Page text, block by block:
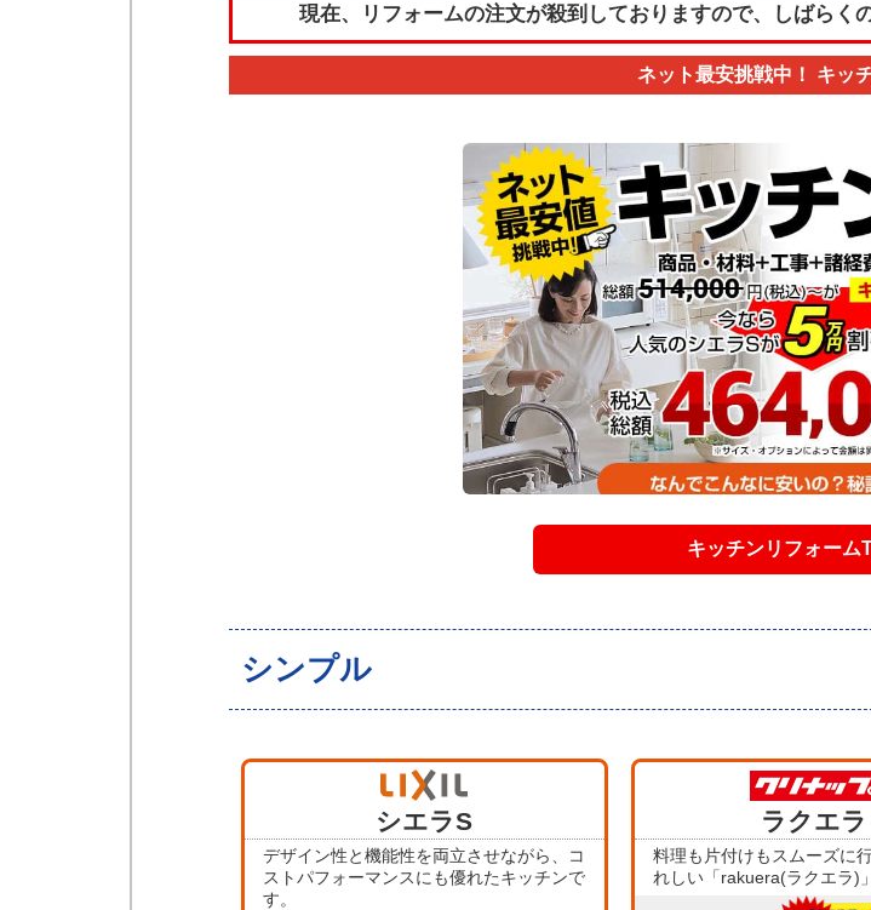
現在、リフォームの注文が殺到しておりますので、しばらく
ネット最安挑戦中！ キッ
キッチンリフォーム
シンプル
シエラS
デザイン性と機能性を両立させながら、コ
ストパフォーマンスにも優れたキッチンで
す。
ラクエラ
料理も片付けもスムーズに
れしい「rakuera(ラクエラ)